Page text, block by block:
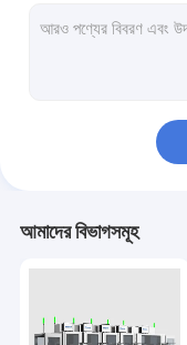
আমাদের বিভাগসমূহ